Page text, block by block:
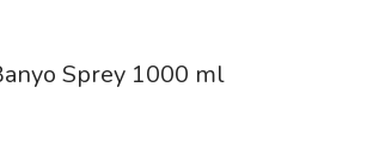
Sprey 1000 ml